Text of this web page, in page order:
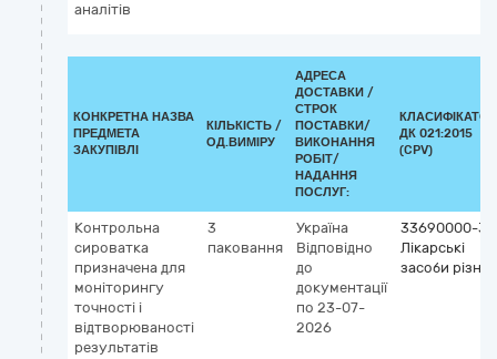
аналітів
КОНКРЕТНА НАЗВА
ПРЕДМЕТА
ЗАКУПІВЛІ
КІЛЬКІСТЬ /
ОД.ВИМІРУ
АДРЕСА
ДОСТАВКИ /
СТРОК
ПОСТАВКИ/
ВИКОНАННЯ
РОБІТ/
НАДАННЯ
ПОСЛУГ:
КЛАСИФІКАТОР
ДК 021:2015
(CPV)
Контрольна
сироватка
призначена для
моніторингу
точності і
відтворюваності
результатів
3
паковання
Україна
Відповідно
до
документації
по 23-07-
2026
33690000-3
Лікарські
засоби різні